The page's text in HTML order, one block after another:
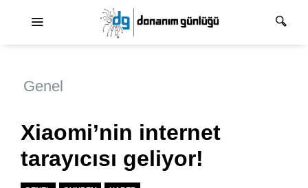
Genel
Xiaomi’nin internet
tarayıcısı geliyor!